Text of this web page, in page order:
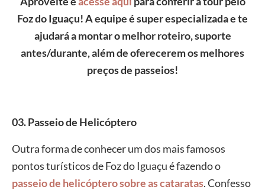
Foz do Iguaçu! A equipe é super especializada e te
ajudará a montar o melhor roteiro, suporte
antes/durante, além de oferecerem os melhores
preços de passeios!
03. Passeio de Helicóptero
Outra forma de conhecer um dos mais famosos
pontos turísticos de Foz do Iguaçu é fazendo o
passeio de helicóptero sobre as cataratas. Confesso